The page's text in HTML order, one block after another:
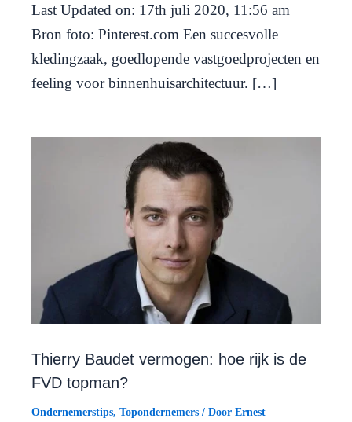
Last Updated on: 17th juli 2020, 11:56 am
Bron foto: Pinterest.com Een succesvolle
kledingzaak, goedlopende vastgoedprojecten en
feeling voor binnenhuisarchitectuur. […]
Thierry Baudet vermogen: hoe rijk is de
FVD topman?
Ondernemerstips, Topondernemers / Door Ernest